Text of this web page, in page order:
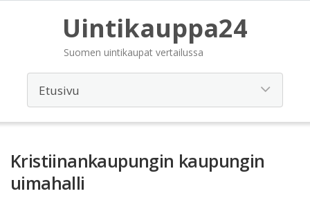
Uintikauppa24
Suomen uintikaupat vertailussa
Kristiinankaupungin kaupungin
uimahalli